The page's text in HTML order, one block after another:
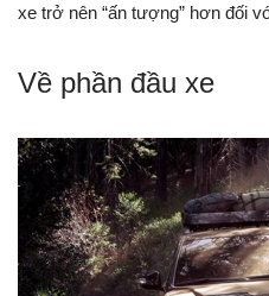
xe trở nên “ấn tượng” hơn đối
Về phần đầu xe